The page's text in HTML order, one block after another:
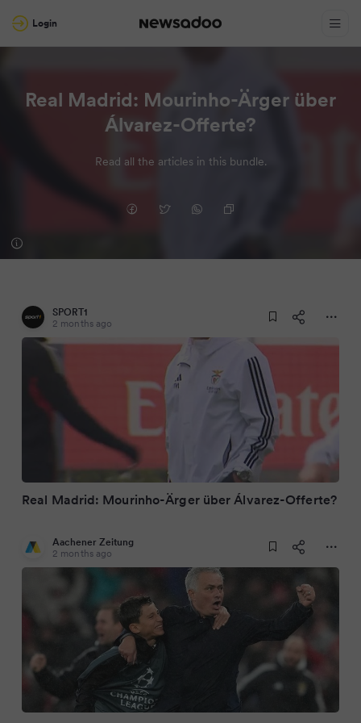
Login
Real Madrid: Mourinho-Ärger über
Álvarez-Offerte?
Read all the articles in this bundle.
SPORT1
2 months ago
Real Madrid: Mourinho-Ärger über Álvarez-Offerte?
Aachener Zeitung
2 months ago